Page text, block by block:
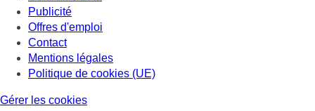
Publicité
Offres d'emploi
Contact
Mentions légales
Politique de cookies (UE)
Gérer les cookies